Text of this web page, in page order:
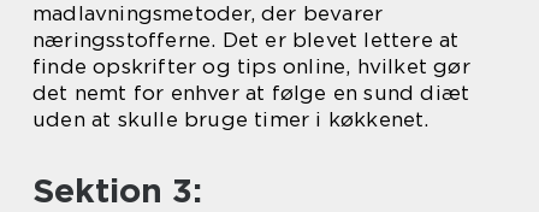
madlavningsmetoder, der bevarer
næringsstofferne. Det er blevet lettere at
finde opskrifter og tips online, hvilket gør
det nemt for enhver at følge en sund diæt
uden at skulle bruge timer i køkkenet.
Sektion 3: